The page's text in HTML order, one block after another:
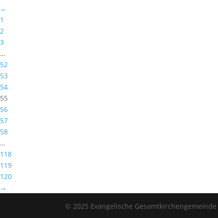
←
1
2
3
…
52
53
54
55
56
57
58
…
118
119
120
→
© 2025 Evangelische Gesamtkirchengemeinde